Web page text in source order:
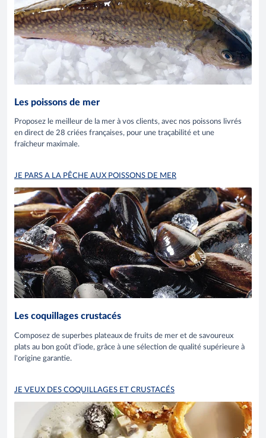
Les poissons de mer
Proposez le meilleur de la mer à vos clients, avec nos poissons livrés
en direct de 28 criées françaises, pour une traçabilité et une
fraîcheur maximale.
JE PARS A LA PÊCHE AUX POISSONS DE MER
Les coquillages crustacés
Composez de superbes plateaux de fruits de mer et de savoureux
plats au bon goût d'iode, grâce à une sélection de qualité supérieure à
l'origine garantie.
JE VEUX DES COQUILLAGES ET CRUSTACÉS